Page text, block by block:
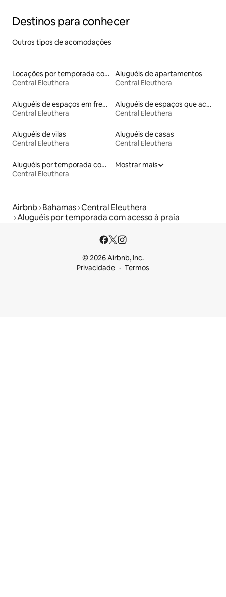
Destinos para conhecer
Outros tipos de acomodações
Locações por temporada com piscina
Central Eleuthera
Aluguéis de apartamentos
Central Eleuthera
Aluguéis de espaços em frente à praia
Central Eleuthera
Aluguéis de espaços que aceitam animais de estimação
Central Eleuthera
Aluguéis de vilas
Central Eleuthera
Aluguéis de casas
Central Eleuthera
Aluguéis por temporada com caiaque
Central Eleuthera
Mostrar mais
Airbnb Bahamas Central Eleuthera
Aluguéis por temporada com acesso à praia
© 2026 Airbnb, Inc.
Privacidade
Termos